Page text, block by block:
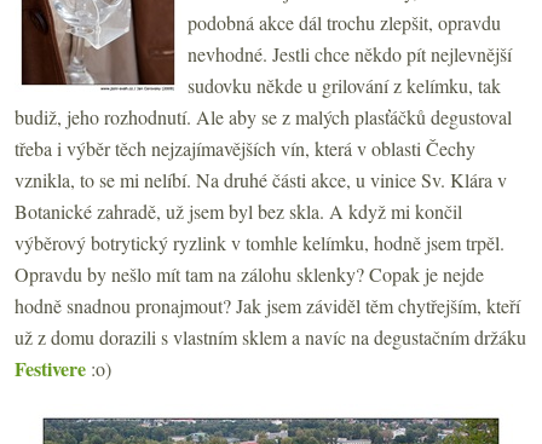
podobná akce dál trochu zlepšit, opravdu
nevhodné. Jestli chce někdo pít nejlevnější
sudovku někde u grilování z kelímku, tak
budiž, jeho rozhodnutí. Ale aby se z malých plasťáčků degustoval
třeba i výběr těch nejzajímavějších vín, která v oblasti Čechy
vznikla, to se mi nelíbí. Na druhé části akce, u vinice Sv. Klára v
Botanické zahradě, už jsem byl bez skla. A když mi končil
výběrový botrytický ryzlink v tomhle kelímku, hodně jsem trpěl.
Opravdu by nešlo mít tam na zálohu sklenky? Copak je nejde
hodně snadnou pronajmout? Jak jsem záviděl těm chytřejším, kteří
už z domu dorazili s vlastním sklem a navíc na degustačním držáku
Festivere :o)